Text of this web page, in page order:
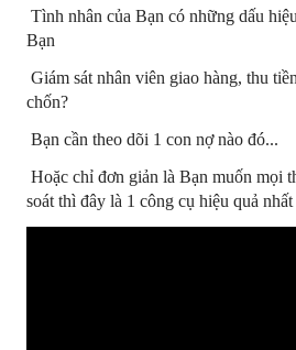
Tình nhân của Bạn có những dấu
Bạn
Giám sát nhân viên giao hàng, thu
chốn?
Bạn cần theo dõi 1 con nợ nào đó...
Hoặc chỉ đơn giản là Bạn muốn mọi
soát thì đây là 1 công cụ hiệu quả nhất